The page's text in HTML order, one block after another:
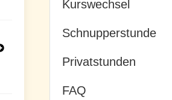
Kurswechsel
Schnupperstunde
Privatstunden
FAQ